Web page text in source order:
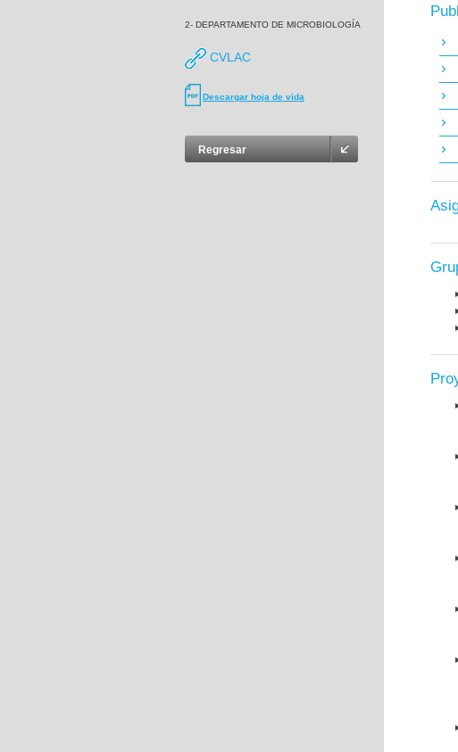
2- DEPARTAMENTO DE MICROBIOLOGÍA
CVLAC
Descargar hoja de vida
Regresar